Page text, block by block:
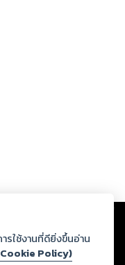
ากฏว่าละเมิดสิทธิใน
และศีลธรรม ดังนั้น ผู้อ่าน
เอง และหากท่านพบว่าส่วน
รใช้งานที่ดียิ่งขึ้นอ่าน
Policy)